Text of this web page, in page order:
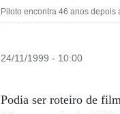
Piloto encontra 46 anos
24/11/1999 - 10:00
Podia ser roteiro de